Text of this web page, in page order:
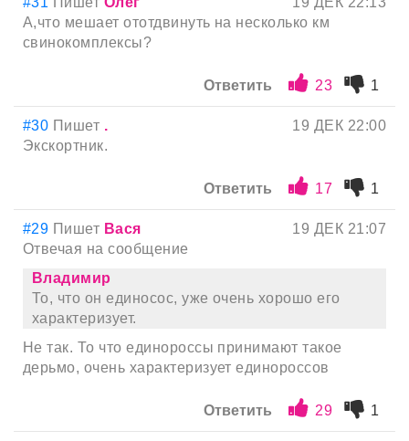
А,что мешает ототдвинуть на несколько км
свинокомплексы?
Ответить 23 1
#30 Пишет .
19 ДЕК 22:00
Экскортник.
Ответить 17 1
#29 Пишет Вася
19 ДЕК 21:07
Отвечая на сообщение
Владимир
То, что он единосос, уже очень хорошо его
характеризует.
Не так. То что единороссы принимают такое
дерьмо, очень характеризует единороссов
Ответить 29 1